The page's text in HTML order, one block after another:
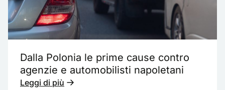
Dalla Polonia le prime cause contro
agenzie e automobilisti napoletani
Leggi di più